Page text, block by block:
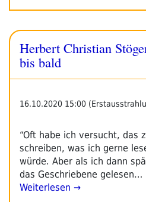
Herbert Christian
bis bald
16.10.2020 15:00
“Oft habe ich versucht, das
schreiben, was ich gerne
würde. Aber als ich dann
das Geschriebene gelesen…
Weiterlesen →